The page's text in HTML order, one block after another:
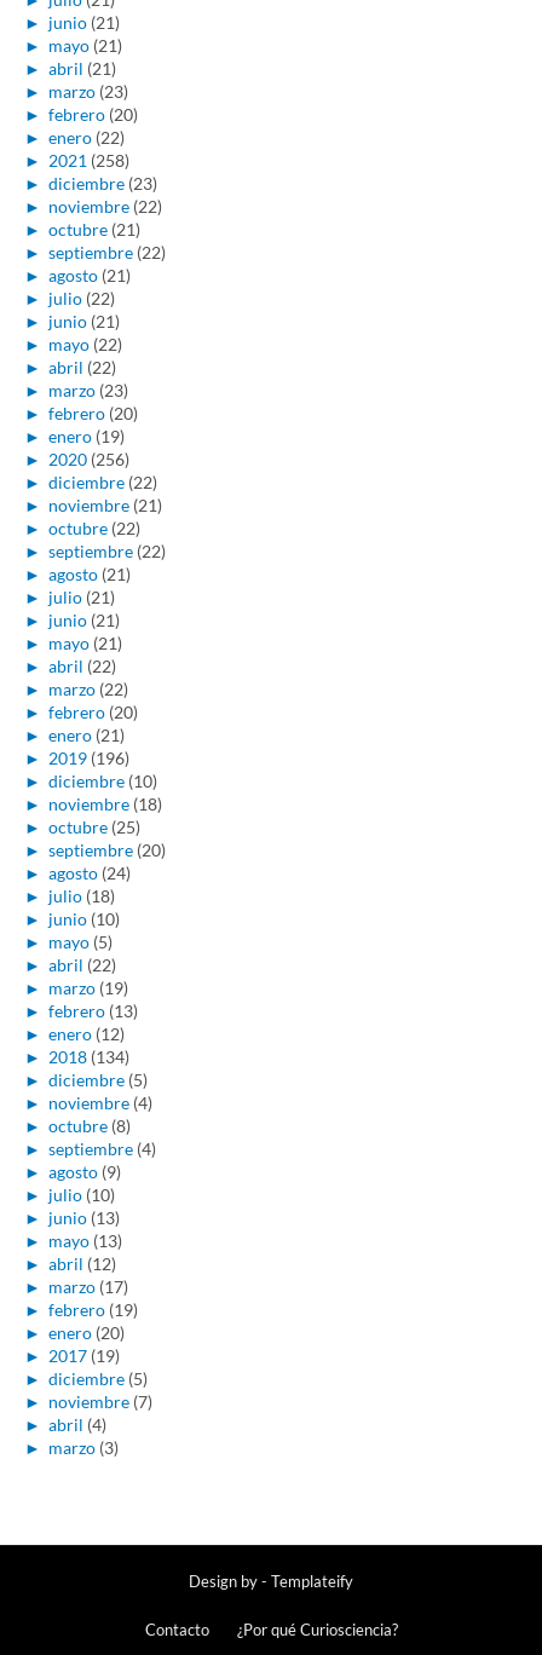
► junio (21)
► mayo (21)
► abril (21)
► marzo (23)
► febrero (20)
► enero (22)
► 2021 (258)
► diciembre (23)
► noviembre (22)
► octubre (21)
► septiembre (22)
► agosto (21)
► julio (22)
► junio (21)
► mayo (22)
► abril (22)
► marzo (23)
► febrero (20)
► enero (19)
► 2020 (256)
► diciembre (22)
► noviembre (21)
► octubre (22)
► septiembre (22)
► agosto (21)
► julio (21)
► junio (21)
► mayo (21)
► abril (22)
► marzo (22)
► febrero (20)
► enero (21)
► 2019 (196)
► diciembre (10)
► noviembre (18)
► octubre (25)
► septiembre (20)
► agosto (24)
► julio (18)
► junio (10)
► mayo (5)
► abril (22)
► marzo (19)
► febrero (13)
► enero (12)
► 2018 (134)
► diciembre (5)
► noviembre (4)
► octubre (8)
► septiembre (4)
► agosto (9)
► julio (10)
► junio (13)
► mayo (13)
► abril (12)
► marzo (17)
► febrero (19)
► enero (20)
► 2017 (19)
► diciembre (5)
► noviembre (7)
► abril (4)
► marzo (3)
Design by - Templateify
Contacto ¿Por qué Curiosciencia?